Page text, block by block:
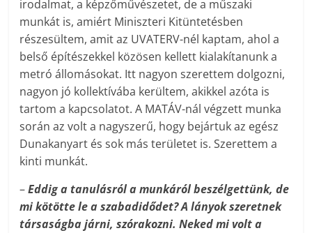
irodalmat, a képzőművészetet, de a műszaki
munkát is, amiért Miniszteri Kitüntetésben
részesültem, amit az UVATERV-nél kaptam, ahol a
belső építészekkel közösen kellett kialakítanunk a
metró állomásokat. Itt nagyon szerettem dolgozni,
nagyon jó kollektívába kerültem, akikkel azóta is
tartom a kapcsolatot. A MATÁV-nál végzett munka
során az volt a nagyszerű, hogy bejártuk az egész
Dunakanyart és sok más területet is. Szerettem a
kinti munkát.
–Eddig a tanulásról a munkáról beszélgettünk, de
mi kötötte le a szabadidődet? A lányok szeretnek
társaságba járni, szórakozni. Neked mi volt a